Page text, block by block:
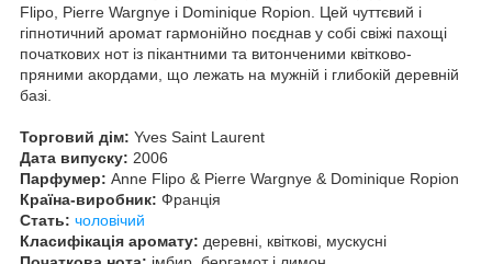
Flipo, Pierre Wargnye і Dominique Ropion. Цей чуттєвий і
гіпнотичний аромат гармонійно поєднав у собі свіжі пахощі
початкових нот із пікантними та витонченими квітково-
пряними акордами, що лежать на мужній і глибокій деревній
базі.
Торговий дім: Yves Saint Laurent
Дата випуску: 2006
Парфумер: Anne Flipo & Pierre Wargnye & Dominique Ropion
Країна-виробник: Франція
Стать: чоловічий
Класифікація аромату: деревні, квіткові, мускусні